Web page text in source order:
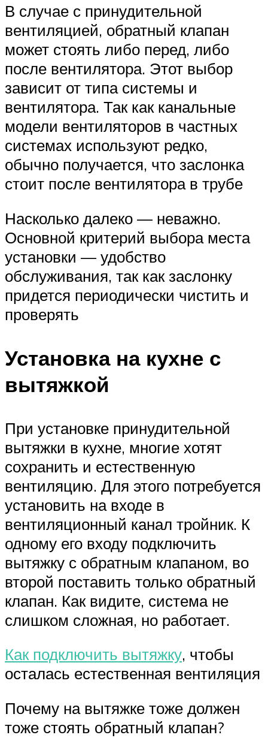
В случае с принудительной
вентиляцией, обратный клапан
может стоять либо перед, либо
после вентилятора. Этот выбор
зависит от типа системы и
вентилятора. Так как канальные
модели вентиляторов в частных
системах используют редко,
обычно получается, что заслонка
стоит после вентилятора в трубе
Насколько далеко — неважно.
Основной критерий выбора места
установки — удобство
обслуживания, так как заслонку
придется периодически чистить и
проверять
Установка на кухне с
вытяжкой
При установке принудительной
вытяжки в кухне, многие хотят
сохранить и естественную
вентиляцию. Для этого потребуется
установить на входе в
вентиляционный канал тройник. К
одному его входу подключить
вытяжку с обратным клапаном, во
второй поставить только обратный
клапан. Как видите, система не
слишком сложная, но работает.
Как подключить вытяжку, чтобы
осталась естественная вентиляция
Почему на вытяжке тоже должен
тоже стоять обратный клапан?